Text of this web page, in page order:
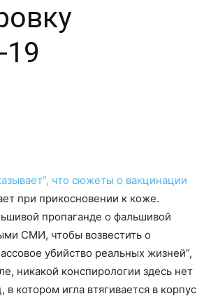
19
что сюжеты о вакцинации
при прикосновении к коже.
пропаганде о фальшивой
СМИ, чтобы возвестить о
убийство реальных жизней”,
никакой конспирологии здесь нет
котором игла втягивается в корпус